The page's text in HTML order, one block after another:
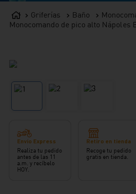
Griferías Baño
Monocomando de pico alto Nápoles
Envío Express
Realiza tu pedido
antes de las 11
a.m. y recíbelo
HOY.
Retiro en tienda
Recoge tu pedido
gratis en tienda.